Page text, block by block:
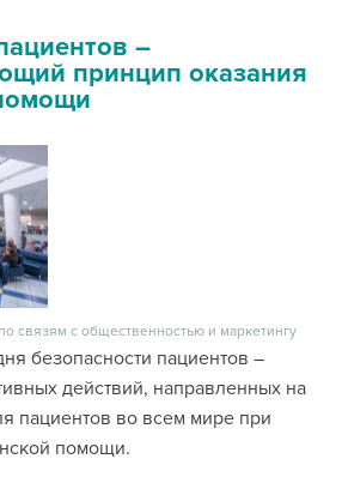
–
принцип оказания
связям с общественностью и маркетингу
безопасности пациентов –
действий, направленных на
пациентов во всем мире при
помощи.